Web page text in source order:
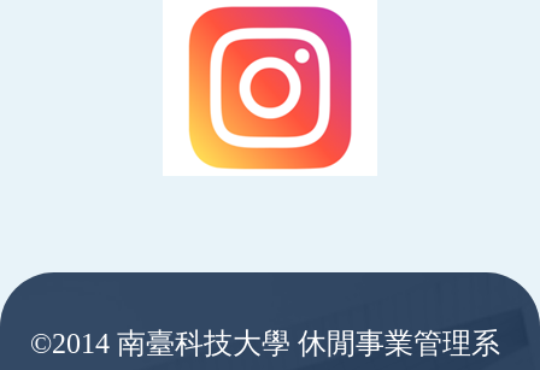
©2014 南臺科技大學 休閒事業管理系